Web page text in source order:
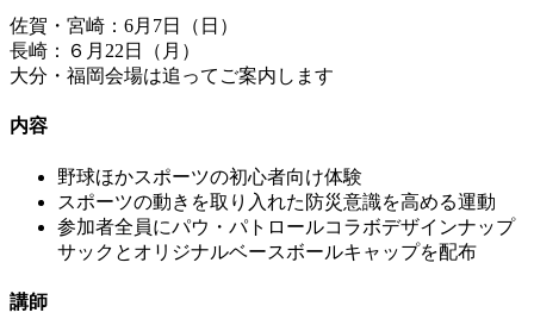
佐賀・宮崎：6月7日（日）
長崎：６月22日（月）
大分・福岡会場は追ってご案内します
内容
野球ほかスポーツの初心者向け体験
スポーツの動きを取り入れた防災意識を高める運動
参加者全員にパウ・パトロールコラボデザインナップ
サックとオリジナルベースボールキャップを配布
講師